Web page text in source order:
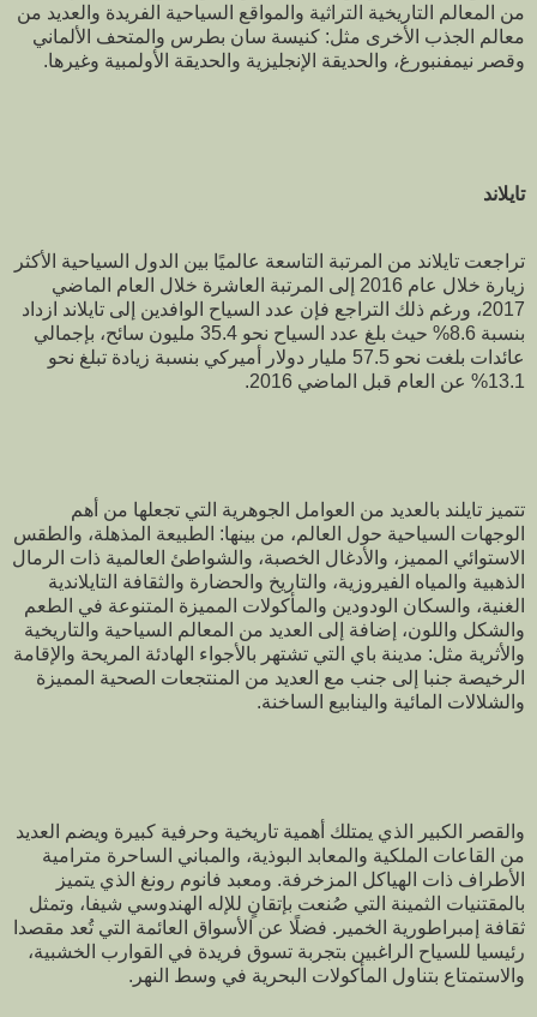
من المعالم التاريخية التراثية والمواقع السياحية الفريدة والعديد من
معالم الجذب الأخرى مثل: كنيسة سان بطرس والمتحف الألماني
وقصر نيمفنبورغ، والحديقة الإنجليزية والحديقة الأولمبية وغيرها.
تايلاند
تراجعت تايلاند من المرتبة التاسعة عالميًا بين الدول السياحية الأكثر
زيارة خلال عام 2016 إلى المرتبة العاشرة خلال العام الماضي
2017، ورغم ذلك التراجع فإن عدد السياح الوافدين إلى تايلاند ازداد
بنسبة 8.6% حيث بلغ عدد السياح نحو 35.4 مليون سائح، بإجمالي
عائدات بلغت نحو 57.5 مليار دولار أميركي بنسبة زيادة تبلغ نحو
13.1% عن العام قبل الماضي 2016.
تتميز تايلند بالعديد من العوامل الجوهرية التي تجعلها من أهم
الوجهات السياحية حول العالم، من بينها: الطبيعة المذهلة، والطقس
الاستوائي المميز، والأدغال الخصبة، والشواطئ العالمية ذات الرمال
الذهبية والمياه الفيروزية، والتاريخ والحضارة والثقافة التايلاندية
الغنية، والسكان الودودين والمأكولات المميزة المتنوعة في الطعم
والشكل واللون، إضافة إلى العديد من المعالم السياحية والتاريخية
والأثرية مثل: مدينة باي التي تشتهر بالأجواء الهادئة المريحة والإقامة
الرخيصة جنبا إلى جنب مع العديد من المنتجعات الصحية المميزة
والشلالات المائية والينابيع الساخنة.
والقصر الكبير الذي يمتلك أهمية تاريخية وحرفية كبيرة ويضم العديد
من القاعات الملكية والمعابد البوذية، والمباني الساحرة مترامية
الأطراف ذات الهياكل المزخرفة. ومعبد فانوم رونغ الذي يتميز
بالمقتنيات الثمينة التي صُنعت بإتقانٍ للإله الهندوسي شيفا، وتمثل
ثقافة إمبراطورية الخمير. فضلًا عن الأسواق العائمة التي تُعد مقصدا
رئيسيا للسياح الراغبين بتجربة تسوق فريدة في القوارب الخشبية،
والاستمتاع بتناول المأكولات البحرية في وسط النهر.